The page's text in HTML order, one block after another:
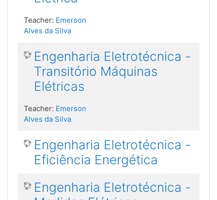
Teacher: Emerson
Alves da Silva
Engenharia Eletrotécnica -
Transitório Máquinas
Elétricas
Teacher: Emerson
Alves da Silva
Engenharia Eletrotécnica -
Eficiência Energética
Engenharia Eletrotécnica -